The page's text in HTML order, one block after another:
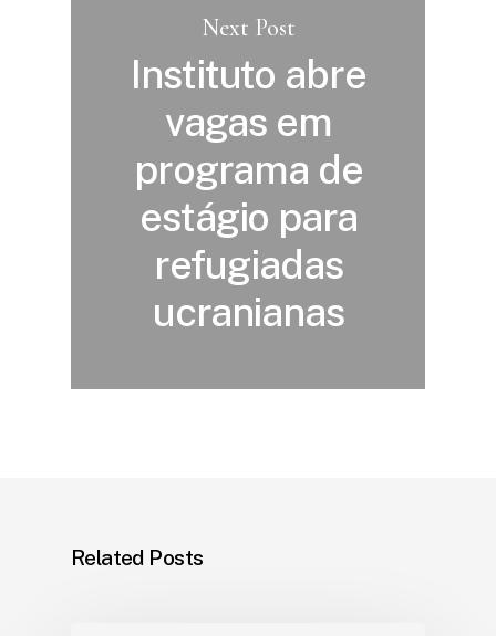
Next Post
Instituto abre
vagas em
programa de
estágio para
refugiadas
ucranianas
Related Posts